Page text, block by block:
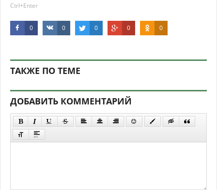
Ctrl+Enter
0 0 0 0 0
ТАКЖЕ ПО ТЕМЕ
ДОБАВИТЬ КОММЕНТАРИЙ